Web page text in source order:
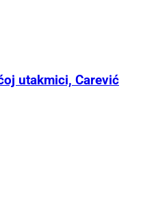
utakmici, Carević